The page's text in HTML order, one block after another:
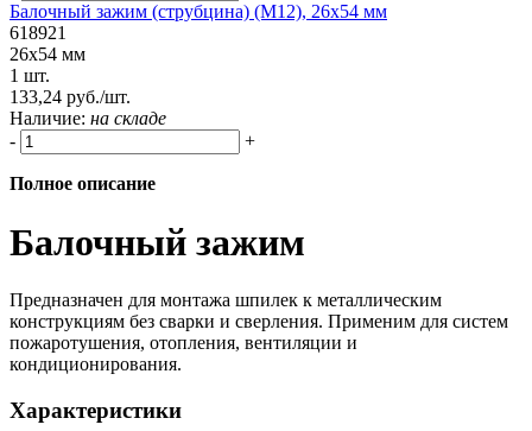
Балочный зажим (струбцина) (М12), 26х54 мм
618921
26х54 мм
1 шт.
133,24 руб./шт.
Наличие: на складе
-
+
Полное описание
Балочный зажим
Предназначен для монтажа шпилек к металлическим
конструкциям без сварки и сверления. Применим для систем
пожаротушения, отопления, вентиляции и
кондиционирования.
Характеристики